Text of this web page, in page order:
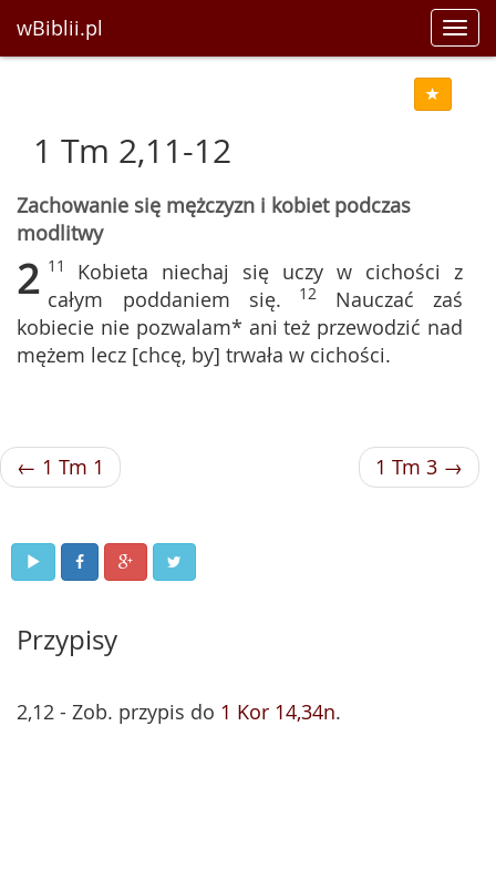
wBiblii.pl
1 Tm 2,11-12
Zachowanie się mężczyzn i kobiet podczas
modlitwy
2 11 Kobieta niechaj się uczy w cichości z
całym poddaniem się. 12 Nauczać zaś
kobiecie nie pozwalam* ani też przewodzić nad
mężem lecz [chcę, by] trwała w cichości.
← 1 Tm 1 1 Tm 3 →
Przypisy
2,12 - Zob. przypis do 1 Kor 14,34n.